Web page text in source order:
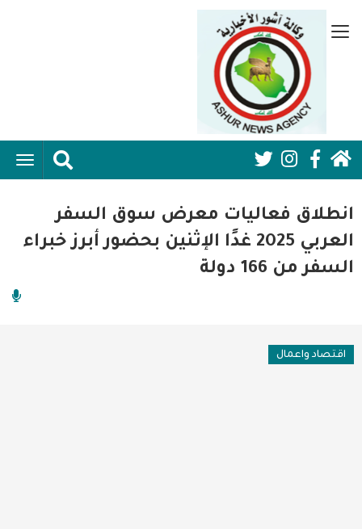
إلى
Social
Media:
Header
انطلاق فعاليات معرض سوق السفر
العربي 2025 غدًا الإثنين بحضور أبرز خبراء
السفر من 166 دولة
اقتصاد واعمال
قائمة
جانبية
الرئيسية
اقتصاد واعمال
امنية
فن وثقافة